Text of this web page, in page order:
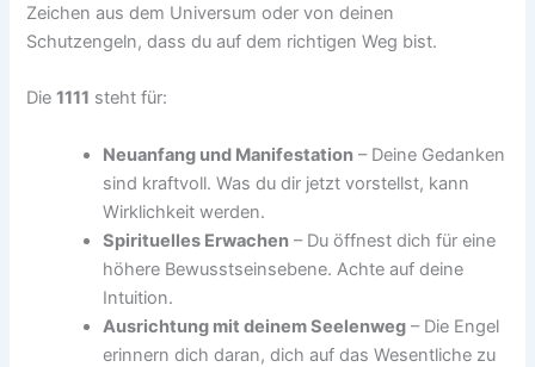
Zeichen aus dem Universum oder von deinen
Schutzengeln, dass du auf dem richtigen Weg bist.
Die1111 steht für:
Neuanfang und Manifestation – Deine Gedanken
sind kraftvoll. Was du dir jetzt vorstellst, kann
Wirklichkeit werden.
Spirituelles Erwachen – Du öffnest dich für eine
höhere Bewusstseinsebene. Achte auf deine
Intuition.
Ausrichtung mit deinem Seelenweg – Die Engel
erinnern dich daran, dich auf das Wesentliche zu